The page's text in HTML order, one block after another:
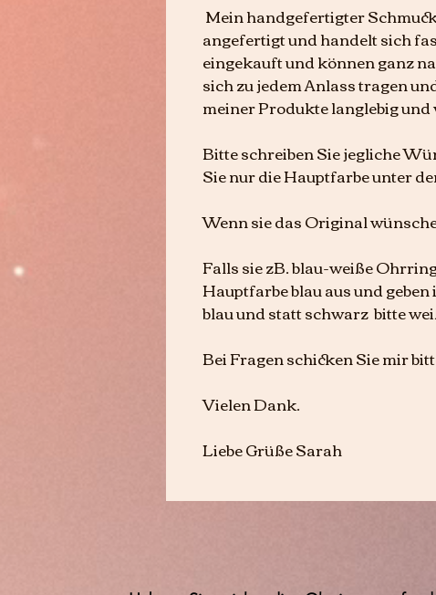
Mein handgefertigter
angefertigt und handelt sich
eingekauft und können ganz
sich zu jedem Anlass tragen
meiner Produkte langlebig
Bitte schreiben Sie jegliche
Sie nur die Hauptfarbe unter
Wenn sie das Original
Falls sie zB. blau-weiße
Hauptfarbe blau aus und
blau und statt schwarz bitte
Bei Fragen schicken Sie mir
Vielen Dank.
Liebe Grüße Sarah